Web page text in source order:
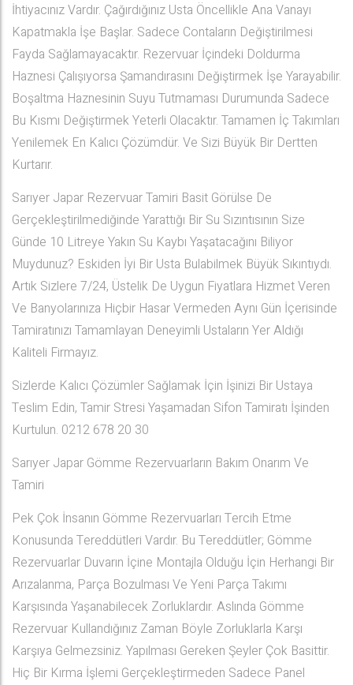
İhtiyacınız Vardır. Çağırdığınız Usta Öncellikle Ana Vanayı
Kapatmakla İşe Başlar. Sadece Contaların Değiştirilmesi
Fayda Sağlamayacaktır. Rezervuar İçindeki Doldurma
Haznesi Çalışıyorsa Şamandırasını Değiştirmek İşe Yarayabilir.
Boşaltma Haznesinin Suyu Tutmaması Durumunda Sadece
Bu Kısmı Değiştirmek Yeterli Olacaktır. Tamamen İç Takımları
Yenilemek En Kalıcı Çözümdür. Ve Sizi Büyük Bir Dertten
Kurtarır.
Sarıyer Japar Rezervuar Tamiri Basit Görülse De
Gerçekleştirilmediğinde Yarattığı Bir Su Sızıntısının Size
Günde 10 Litreye Yakın Su Kaybı Yaşatacağını Biliyor
Muydunuz? Eskiden İyi Bir Usta Bulabilmek Büyük Sıkıntıydı.
Artık Sizlere 7/24, Üstelik De Uygun Fiyatlara Hizmet Veren
Ve Banyolarınıza Hiçbir Hasar Vermeden Aynı Gün İçerisinde
Tamiratınızı Tamamlayan Deneyimli Ustaların Yer Aldığı
Kaliteli Firmayız.
Sizlerde Kalıcı Çözümler Sağlamak İçin İşinizi Bir Ustaya
Teslim Edin, Tamir Stresi Yaşamadan Sifon Tamiratı İşinden
Kurtulun. 0212 678 20 30
Sarıyer Japar Gömme Rezervuarların Bakım Onarım Ve
Tamiri
Pek Çok İnsanın Gömme Rezervuarları Tercih Etme
Konusunda Tereddütleri Vardır. Bu Tereddütler; Gömme
Rezervuarlar Duvarın İçine Montajla Olduğu İçin Herhangi Bir
Arızalanma, Parça Bozulması Ve Yeni Parça Takımı
Karşısında Yaşanabilecek Zorluklardır. Aslında Gömme
Rezervuar Kullandığınız Zaman Böyle Zorluklarla Karşı
Karşıya Gelmezsiniz. Yapılması Gereken Şeyler Çok Basittir.
Hiç Bir Kırma İşlemi Gerçekleştirmeden Sadece Panel